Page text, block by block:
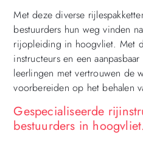
Met deze diverse
bestuurders hun weg vinden
rijopleiding in hoogvliet. Met
instructeurs en een
leerlingen met vertrouwen de
voorbereiden op het behalen
Gespecialiseerde
bestuurders in hoogvliet.